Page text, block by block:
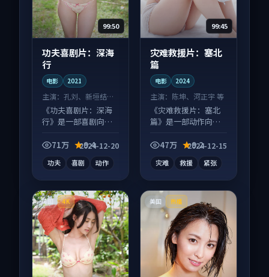
99:50
功夫喜剧片：深海
行
电影 2021
主演： 孔刘、新垣结衣
等
《功夫喜剧片：深海
行》是一部喜剧向电
观看，细节更丰富。
71万 9.4
2024-12-20
功夫 喜剧 动作
99:45
灾难救援片：塞北
篇
电影 2024
主演： 陈坤、河正宇 等
《灾难救援片：塞北
篇》是一部动作向电
线，配乐与镜头配合
47万 9.2
2024-12-15
灾难 救援 紧张
英国 4K 美国 热播